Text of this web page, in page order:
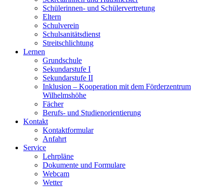
Schülerinnen- und Schülervertretung
Eltern
Schulverein
Schulsanitätsdienst
Streitschlichtung
Lernen
Grundschule
Sekundarstufe I
Sekundarstufe II
Inklusion – Kooperation mit dem Förderzentrum
Wilhelmshöhe
Fächer
Berufs- und Studienorientierung
Kontakt
Kontaktformular
Anfahrt
Service
Lehrpläne
Dokumente und Formulare
Webcam
Wetter